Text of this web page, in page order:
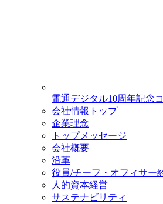
電通デジタル10周年記念
会社情報トップ
企業理念
トップメッセージ
会社概要
沿革
役員/チーフ・オフィサー
人的資本経営
サステナビリティ